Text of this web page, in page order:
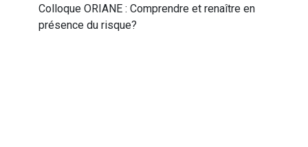
Colloque ORIANE : Comprendre et renaître en
présence du risque?